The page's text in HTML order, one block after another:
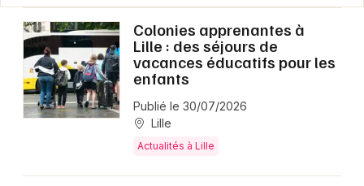
Colonies apprenantes à
Lille : des séjours de
vacances éducatifs pour les
enfants
Publié le 30/07/2026
Lille
Actualités à Lille